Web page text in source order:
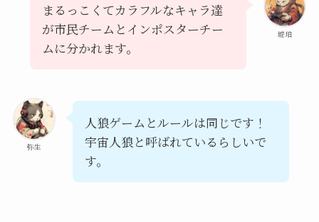
琥珀
まるっこくてカラフルなキャラ達
が市民チームとインポスターチー
ムに分かれます。
弥生
人狼ゲームとルールは同じです！
宇宙人狼と呼ばれているらしいで
す。